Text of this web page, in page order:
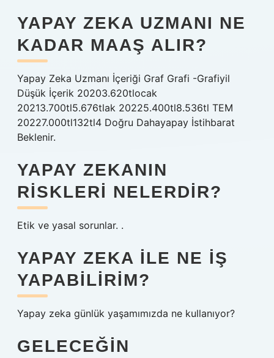
YAPAY ZEKA UZMANI NE
KADAR MAAŞ ALIR?
Yapay Zeka Uzmanı İçeriği Graf Grafi -Grafiyil
Düşük İçerik 20203.620tlocak
20213.700tl5.676tlak 20225.400tl8.536tl TEM
20227.000tl132tl4 Doğru Dahayapay İstihbarat
Beklenir.
YAPAY ZEKANIN
RISKLERI NELERDIR?
Etik ve yasal sorunlar. .
YAPAY ZEKA ILE NE IŞ
YAPABILIRIM?
Yapay zeka günlük yaşamımızda ne kullanıyor?
GELECEĞIN